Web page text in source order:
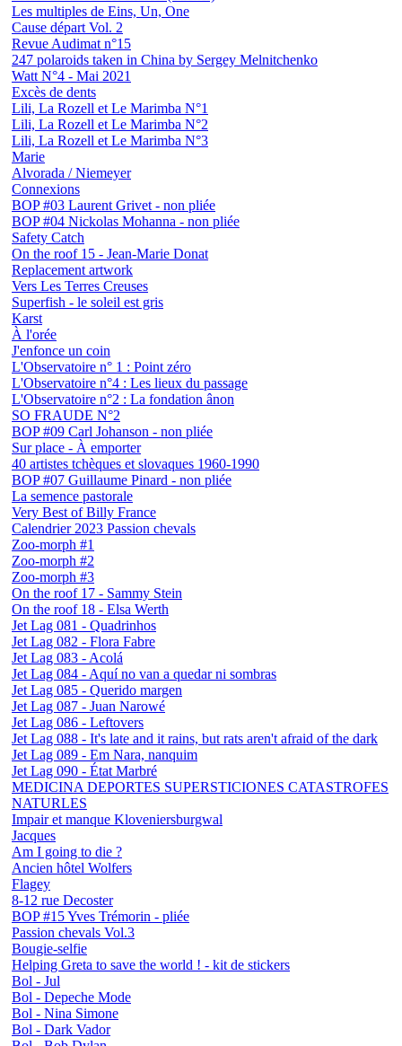
Les multiples de Eins, Un, One
Cause départ Vol. 2
Revue Audimat n°15
247 polaroids taken in China by Sergey Melnitchenko
Watt N°4 - Mai 2021
Excès de dents
Lili, La Rozell et Le Marimba N°1
Lili, La Rozell et Le Marimba N°2
Lili, La Rozell et Le Marimba N°3
Marie
Alvorada / Niemeyer
Connexions
BOP #03 Laurent Grivet - non pliée
BOP #04 Nickolas Mohanna - non pliée
Safety Catch
On the roof 15 - Jean-Marie Donat
Replacement artwork
Vers Les Terres Creuses
Superfish - le soleil est gris
Karst
À l'orée
J'enfonce un coin
L'Observatoire n° 1 : Point zéro
L'Observatoire n°4 : Les lieux du passage
L'Observatoire n°2 : La fondation ânon
SO FRAUDE N°2
BOP #09 Carl Johanson - non pliée
Sur place - À emporter
40 artistes tchèques et slovaques 1960-1990
BOP #07 Guillaume Pinard - non pliée
La semence pastorale
Very Best of Billy France
Calendrier 2023 Passion chevals
Zoo-morph #1
Zoo-morph #2
Zoo-morph #3
On the roof 17 - Sammy Stein
On the roof 18 - Elsa Werth
Jet Lag 081 - Quadrinhos
Jet Lag 082 - Flora Fabre
Jet Lag 083 - Acolá
Jet Lag 084 - Aquí no van a quedar ni sombras
Jet Lag 085 - Querido margen
Jet Lag 087 - Juan Narowé
Jet Lag 086 - Leftovers
Jet Lag 088 - It's late and it rains, but rats aren't afraid of the dark
Jet Lag 089 - Em Nara, nanquim
Jet Lag 090 - État Marbré
MEDICINA DEPORTES SUPERSTICIONES CATASTROFES
NATURLES
Impair et manque Kloveniersburgwal
Jacques
Am I going to die ?
Ancien hôtel Wolfers
Flagey
8-12 rue Decoster
BOP #15 Yves Trémorin - pliée
Passion chevals Vol.3
Bougie-selfie
Helping Greta to save the world ! - kit de stickers
Bol - Jul
Bol - Depeche Mode
Bol - Nina Simone
Bol - Dark Vador